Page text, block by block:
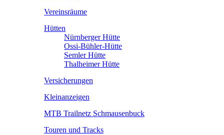
Vereinsräume
Hütten
Nürnberger Hütte
Ossi-Bühler-Hütte
Semler Hütte
Thalheimer Hütte
Versicherungen
Kleinanzeigen
MTB Trailnetz Schmausenbuck
Touren und Tracks